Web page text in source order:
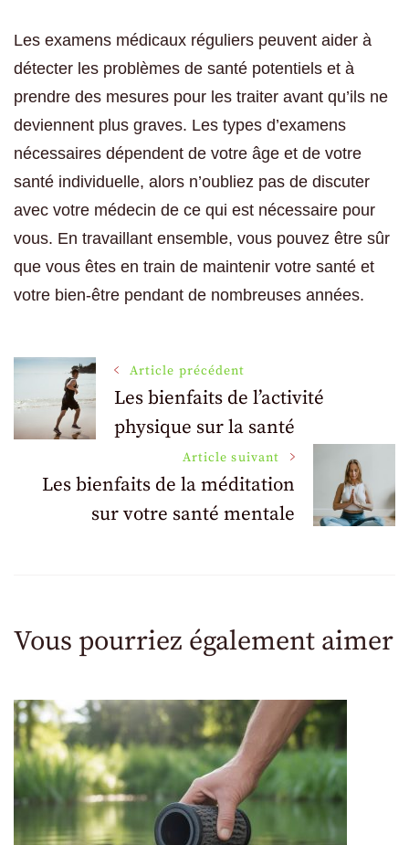
Les examens médicaux réguliers peuvent aider à
détecter les problèmes de santé potentiels et à
prendre des mesures pour les traiter avant qu’ils ne
deviennent plus graves. Les types d’examens
nécessaires dépendent de votre âge et de votre
santé individuelle, alors n’oubliez pas de discuter
avec votre médecin de ce qui est nécessaire pour
vous. En travaillant ensemble, vous pouvez être sûr
que vous êtes en train de maintenir votre santé et
votre bien-être pendant de nombreuses années.
Navigation
des
articles
Article précédent
Les bienfaits de l’activité
physique sur la santé
Article suivant
Les bienfaits de la méditation
sur votre santé mentale
Vous pourriez également aimer